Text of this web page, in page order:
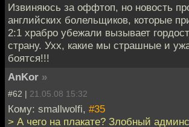
Извиняюсь за оффтоп, но новость
английских болельщиков, которые
2:1 храбро убежали вызывает
страну. Ухх, какие мы страшные и
боятся!!!
AnKor »
#62 | 21.05.08 15:32
Кому: smallwolfi, #35
> А чего на плакате? Злобный